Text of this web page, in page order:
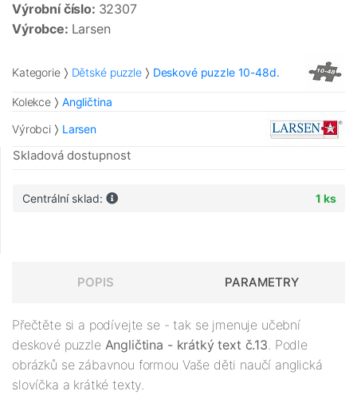
Výrobní číslo: 32307
Výrobce: Larsen
Kategorie Dětské puzzle Deskové puzzle 10-48d.
Kolekce
Angličtina
Výrobci
Larsen
Skladová dostupnost
Centrální sklad: 1 ks
POPIS PARAMETRY
Přečtěte si a podívejte se - tak se jmenuje učební
deskové puzzle Angličtina - krátký text č.13. Podle
obrázků se zábavnou formou Vaše děti naučí anglická
slovíčka a krátké texty.